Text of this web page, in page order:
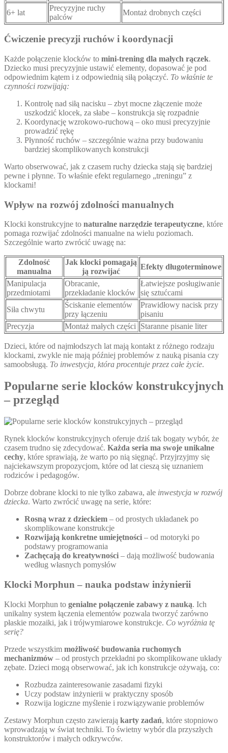
6+ lat
Precyzyjne ruchy
palców
Montaż drobnych części
Ćwiczenie precyzji ruchów i koordynacji
Każde połączenie klocków to mini-trening dla małych rączek.
Dziecko musi precyzyjnie ustawić elementy, dopasować je pod
odpowiednim kątem i z odpowiednią siłą połączyć. To właśnie te
czynności rozwijają:
Kontrolę nad siłą nacisku – zbyt mocne złączenie może
uszkodzić klocek, za słabe – konstrukcja się rozpadnie
Koordynację wzrokowo-ruchową – oko musi precyzyjnie
prowadzić rękę
Płynność ruchów – szczególnie ważna przy budowaniu
bardziej skomplikowanych konstrukcji
Warto obserwować, jak z czasem ruchy dziecka stają się bardziej
pewne i płynne. To właśnie efekt regularnego „treningu” z
klockami!
Wpływ na rozwój zdolności manualnych
Klocki konstrukcyjne to naturalne narzędzie terapeutyczne, które
pomaga rozwijać zdolności manualne na wielu poziomach.
Szczególnie warto zwrócić uwagę na:
Zdolność
manualna
Jak klocki pomagają
ją rozwijać
Efekty długoterminowe
Manipulacja
przedmiotami
Obracanie,
przekładanie klocków
Łatwiejsze posługiwanie
się sztućcami
Siła chwytu
Ściskanie elementów
przy łączeniu
Prawidłowy nacisk przy
pisaniu
Precyzja
Montaż małych części Staranne pisanie liter
Dzieci, które od najmłodszych lat mają kontakt z różnego rodzaju
klockami, zwykle nie mają później problemów z nauką pisania czy
samoobsługą. To inwestycja, która procentuje przez całe życie.
Popularne serie klocków konstrukcyjnych
– przegląd
Rynek klocków konstrukcyjnych oferuje dziś tak bogaty wybór, że
czasem trudno się zdecydować. Każda seria ma swoje unikalne
cechy, które sprawiają, że warto po nią sięgnąć. Przyjrzyjmy się
najciekawszym propozycjom, które od lat cieszą się uznaniem
rodziców i pedagogów.
Dobrze dobrane klocki to nie tylko zabawa, ale inwestycja w rozwój
dziecka. Warto zwrócić uwagę na serie, które:
Rosną wraz z dzieckiem – od prostych układanek po
skomplikowane konstrukcje
Rozwijają konkretne umiejętności – od motoryki po
podstawy programowania
Zachęcają do kreatywności – dają możliwość budowania
według własnych pomysłów
Klocki Morphun – nauka podstaw inżynierii
Klocki Morphun to genialne połączenie zabawy z nauką. Ich
unikalny system łączenia elementów pozwala tworzyć zarówno
płaskie mozaiki, jak i trójwymiarowe konstrukcje. Co wyróżnia tę
serię?
Przede wszystkim możliwość budowania ruchomych
mechanizmów – od prostych przekładni po skomplikowane układy
zębate. Dzieci mogą obserwować, jak ich konstrukcje ożywają, co:
Rozbudza zainteresowanie zasadami fizyki
Uczy podstaw inżynierii w praktyczny sposób
Rozwija logiczne myślenie i rozwiązywanie problemów
Zestawy Morphun często zawierają karty zadań, które stopniowo
wprowadzają w świat techniki. To świetny wybór dla przyszłych
konstruktorów i małych odkrywców.